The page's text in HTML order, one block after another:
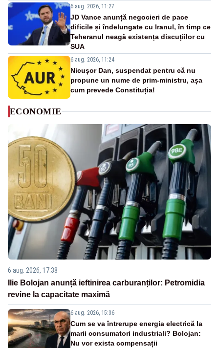
6 aug. 2026, 11:27
JD Vance anunță negocieri de pace
dificile și îndelungate cu Iranul, în timp ce
Teheranul neagă existența discuțiilor cu
SUA
6 aug. 2026, 11:24
Nicușor Dan, suspendat pentru că nu
propune un nume de prim-ministru, așa
cum prevede Constituția!
ECONOMIE
6 aug. 2026, 17:38
Ilie Bolojan anunță ieftinirea carburanților: Petromidia
revine la capacitate maximă
6 aug. 2026, 15:36
Cum se va întrerupe energia electrică la
marii consumatori industriali? Bolojan:
Nu vor exista compensații